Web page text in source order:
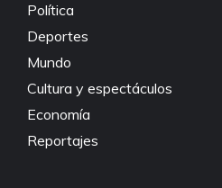
Política
Deportes
Mundo
Cultura y espectáculos
Economía
Reportajes